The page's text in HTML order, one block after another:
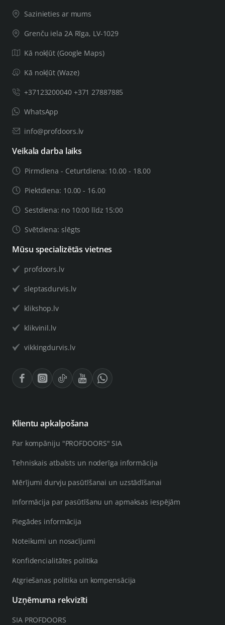
Sazinieties ar mums
Grenču iela 2A Rīga, LV-1029
Kā nokļūt (Google Maps)
Kā nokļūt (Waze)
+37123200040 +371 27887885
WhatsApp
info@profdoors.lv
Veikala darba laiks
Pirmdiena - Ceturtdiena: 10.00 - 18.00
Piektdiena: 10.00 - 16.00
Sestdiena: no 10:00 līdz 15:00
Svētdiena: slēgts
Mūsu specializētās vietnes
profdoors.lv
sleptasdurvis.lv
klikshop.lv
klikvinil.lv
vikkingdurvis.lv
Klientu apkalpošana
Par kompāniju "PROFDOORS" SIA
Tehniskais atbalsts un noderīga informācija
Mērījumi durvju pasūtīšanai un uzstādīšanai
Informācija par pasūtīšanu un apmaksas iespējām
Piegādes informācija
Noteikumi un nosacījumi
Konfidencialitātes politika
Atgriešanas politika un kompensācija
Uzņēmuma rekvizīti
SIA PROFDOORS